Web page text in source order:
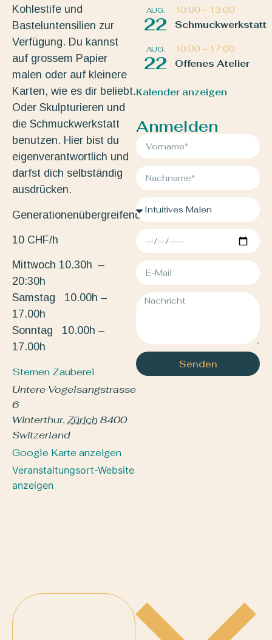
Kohlestife und
Basteluntensilien zur
Verfügung. Du kannst
auf grossem Papier
malen oder auf kleinere
Karten, wie es dir beliebt.
Oder Skulpturieren und
die Schmuckwerkstatt
benutzen. Hier bist du
eigenverantwortlich und
darfst dich selbständig
ausdrücken.
Generationenübergreifend.
10 CHF/h
Mittwoch 10.30h –
20:30h
Samstag 10.00h –
17.00h
Sonntag 10.00h –
17.00h
Sternen Zauberei
Untere Vogelsangstrasse
6
Winterthur, Zürich8400
Switzerland
Google Karte anzeigen
Veranstaltungsort-Website
anzeigen
AUG.
22
10:00 – 13:00
Schmuckwerkstatt
AUG.
22
10:00 – 17:00
Offenes Atelier
Kalender anzeigen
Anmelden
Senden